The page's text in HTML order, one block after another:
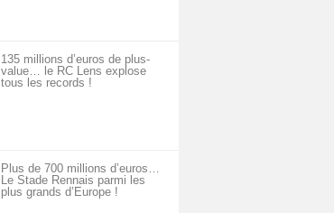
135 millions d’euros de plus-
value… le RC Lens explose
tous les records !
Plus de 700 millions d’euros…
Le Stade Rennais parmi les
plus grands d’Europe !